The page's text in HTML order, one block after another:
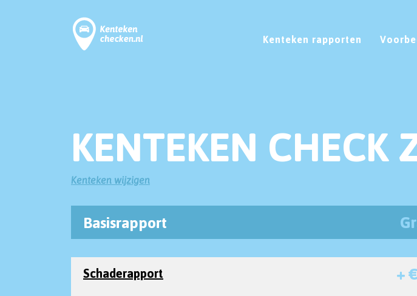
Kenteken rapporten
KENTEKEN CHECK
Kenteken wijzigen
Basisrapport
Schaderapport +